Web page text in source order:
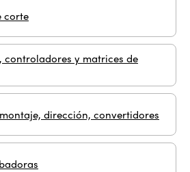
corte
controladores y matrices de
dirección, convertidores